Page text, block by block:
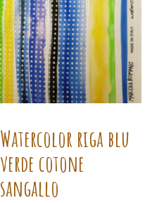
Watercolor riga blu
verde cotone
sangallo